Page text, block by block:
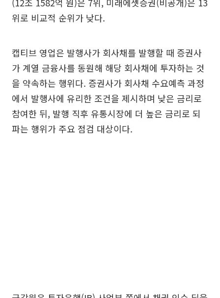
위로 비교적 순위가 낮다.
캡티브 영업은 발행사가 회사채를 발행할 때 증권사
가 계열 금융사를 동원해 해당 회사채에 투자하는 것
을 약속하는 행위다. 증권사가 회사채 수요예측 과정
에서 발행사에 유리한 조건을 제시하며 낮은 금리로
참여한 뒤, 발행 직후 유통시장에 더 높은 금리로 되
파는 행위가 주요 점검 대상이다.